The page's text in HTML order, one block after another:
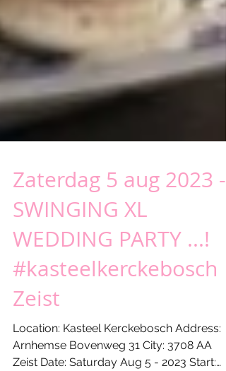
Zaterdag 5 aug 2023 -
SWINGING XL
WEDDING PARTY ...!
#kasteelkerckebosch
Zeist
Location: Kasteel Kerckebosch Address: